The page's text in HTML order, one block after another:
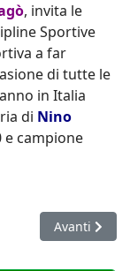
, invita le
Sportive
a far
di tutte le
in Italia
di Nino
e campione
Giovanni Malagò
Articolo
Avanti